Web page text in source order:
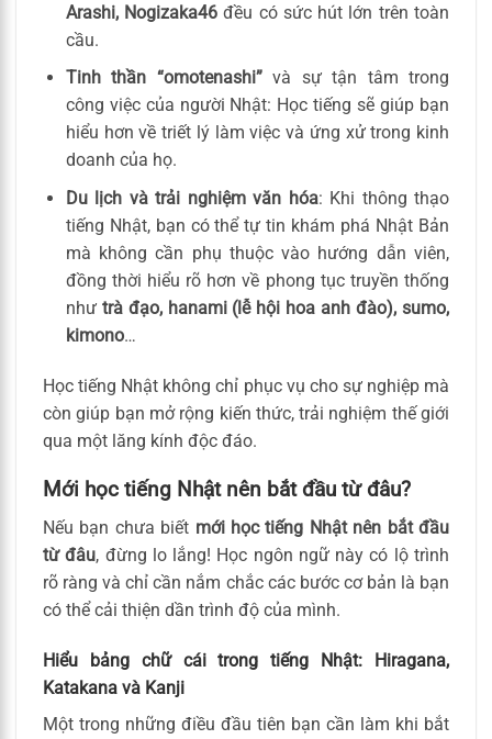
Arashi, Nogizaka46 đều có sức hút lớn trên toàn
cầu.
Tinh thần “omotenashi”và sự tận tâm trong
công việc của người Nhật: Học tiếng sẽ giúp bạn
hiểu hơn về triết lý làm việc và ứng xử trong kinh
doanh của họ.
Du lịch và trải nghiệm văn hóa: Khi thông thạo
tiếng Nhật, bạn có thể tự tin khám phá Nhật Bản
mà không cần phụ thuộc vào hướng dẫn viên,
đồng thời hiểu rõ hơn về phong tục truyền thống
như trà đạo, hanami (lễ hội hoa anh đào), sumo,
kimono…
Học tiếng Nhật không chỉ phục vụ cho sự nghiệp mà
còn giúp bạn mở rộng kiến thức, trải nghiệm thế giới
qua một lăng kính độc đáo.
Mới học tiếng Nhật nên bắt đầu từ đâu?
Nếu bạn chưa biết mới học tiếng Nhật nên bắt đầu
từ đâu, đừng lo lắng! Học ngôn ngữ này có lộ trình
rõ ràng và chỉ cần nắm chắc các bước cơ bản là bạn
có thể cải thiện dần trình độ của mình.
Hiểu bảng chữ cái trong tiếng Nhật: Hiragana,
Katakana và Kanji
Một trong những điều đầu tiên bạn cần làm khi bắt